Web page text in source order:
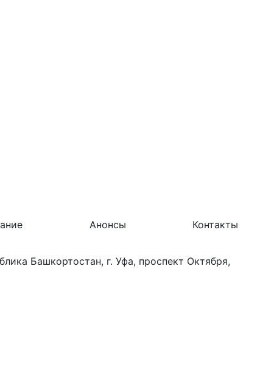
Анонсы
Контакты
Башкортостан, г. Уфа, проспект Октября,